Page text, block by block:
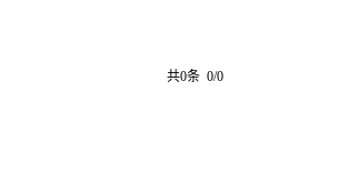
共0条 0/0